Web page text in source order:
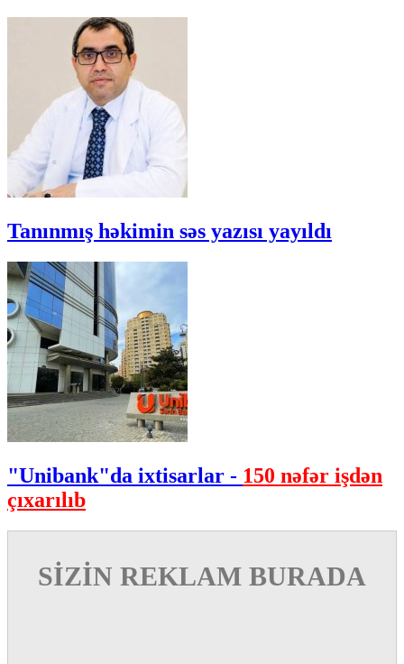
Tanınmış həkimin səs yazısı yayıldı
"Unibank"da ixtisarlar - 150 nəfər işdən
çıxarılıb
SİZİN REKLAM BURADA